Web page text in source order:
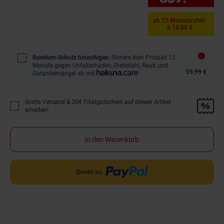
ab 72 Monatsraten
à 15.88 €
Rundum-Schutz hinzufügen. Sichere dein Produkt 12
Monate gegen Unfallschäden, Diebstahl, Raub und
Garantiemängel ab mit
59,99 €
Promotion "Gratis Versand &amp; 30€ Filialgutschein auf diesen Artikel
Gratis Versand & 30€ Filialgutschein auf diesen Artikel
erhalten!
In den Warenkorb